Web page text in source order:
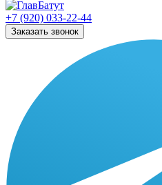
+7 (920) 033-22-44
Заказать звонок